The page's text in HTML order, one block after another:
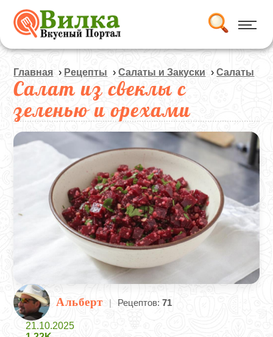
Главная › Рецепты ›Салаты и Закуски ›Салаты
Салат из свеклы с
зеленью и орехами
Альберт | Рецептов: 71
21.10.2025